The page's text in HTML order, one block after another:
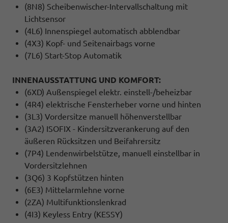
(8N8) Scheibenwischer-Intervallschaltung mit
Lichtsensor
(4L6) Innenspiegel automatisch abblendbar
(4X3) Kopf- und Seitenairbags vorne
(7L6) Start-Stop Automatik
INNENAUSSTATTUNG UND KOMFORT:
(6XD) Außenspiegel elektr. einstell-/beheizbar
(4R4) elektrische Fensterheber vorne und hinten
(3L3) Vordersitze manuell höhenverstellbar
(3A2) ISOFIX - Kindersitzverankerung auf den
äußeren Rücksitzen und Beifahrersitz
(7P4) Lendenwirbelstütze, manuell einstellbar in
Vordersitzlehnen
(3Q6) 3 Kopfstützen hinten
(6E3) Mittelarmlehne vorne
(2ZA) Multifunktionslenkrad
(4I3) Keyless Entry (KESSY)